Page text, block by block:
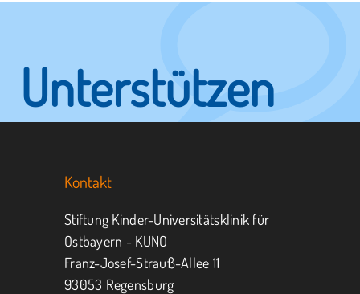
Unterstützen
Sie KUNO.
Jeder kann helfen.
MITMACHEN SPENDEN
Kontakt
Stiftung Kinder-Universitätsklinik für
Ostbayern - KUNO
Franz-Josef-Strauß-Allee 11
93053 Regensburg